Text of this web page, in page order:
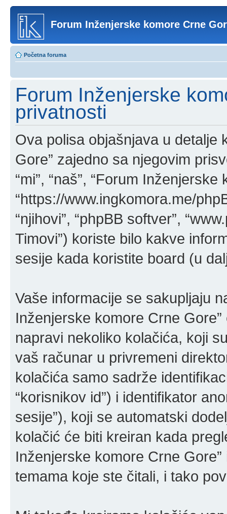
Forum Inženjerske komore Crne
Početna foruma
Forum Inženjerske
privatnosti
Ova polisa objašnjava u detalje
Gore” zajedno sa njegovim
“mi”, “naš”, “Forum
“https://www.ingkomora.me/
“njihovi”, “phpBB softver”,
Timovi”) koriste bilo kakve
sesije kada koristite board (u
Vaše informacije se sakupljaju
Inženjerske komore Crne
napravi nekoliko kolačića, koji
vaš računar u privremeni
kolačića samo sadrže
“korisnikov id”) i identifikator
sesije”), koji se automatski
kolačić će biti kreiran kada
Inženjerske komore Crne
temama koje ste čitali, i tako